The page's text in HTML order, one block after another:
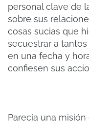
personal clave de
sobre sus
cosas sucias que
secuestrar a
en una fecha y
confiesen sus
Parecía una